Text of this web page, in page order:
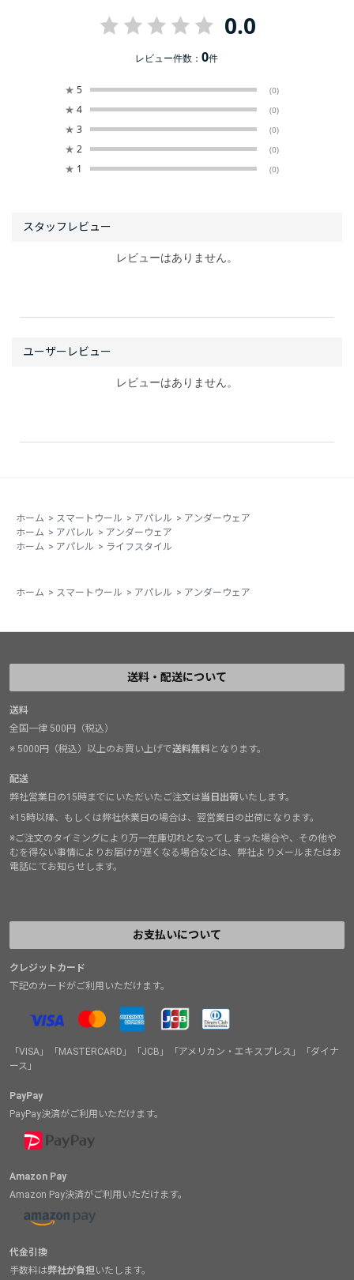
0.0
レビュー件数：0件
★ 5 (0)
★ 4 (0)
★ 3 (0)
★ 2 (0)
★ 1 (0)
レビューはありません。
レビューはありません。
ホーム > スマートウール > アパレル > アンダーウェア
ホーム > アパレル > アンダーウェア
ホーム > アパレル > ライフスタイル
ホーム > スマートウール > アパレル > アンダーウェア
送料・配送について
送料
全国一律 500円（税込）
※ 5000円（税込）以上のお買い上げで送料無料となります。
配送
弊社営業日の15時までにいただいたご注文は当日出荷いたします。
※15時以降、もしくは弊社休業日の場合は、翌営業日の出荷になります。
※ご注文のタイミングにより万一在庫切れとなってしまった場合や、その他や
むを得ない事情によりお届けが遅くなる場合などは、弊社よりメールまたはお
電話にてお知らせします。
お支払いについて
クレジットカード
下記のカードがご利用いただけます。
「VISA」「MASTERCARD」「JCB」「アメリカン・エキスプレス」「ダイナ
ース」
PayPay
PayPay決済がご利用いただけます。
Amazon Pay
Amazon Pay決済がご利用いただけます。
代金引換
手数料は弊社が負担いたします。